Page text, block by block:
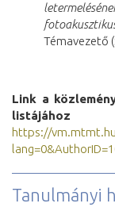
Témavezető
Link a
listájához
https://
Tanulmányi